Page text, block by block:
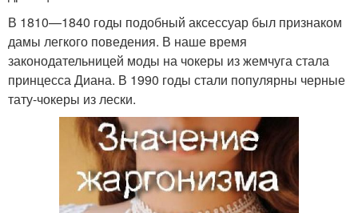
В 1810—1840 годы подобный аксессуар был признаком
дамы легкого поведения. В наше время
законодательницей моды на чокеры из жемчуга стала
принцесса Диана. В 1990 годы стали популярны черные
тату-чокеры из лески.